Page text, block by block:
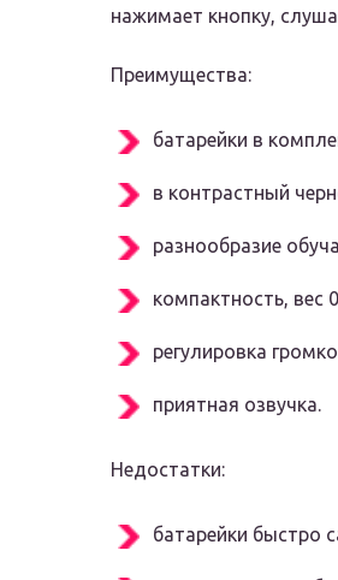
нажимает кнопку,
Преимущества:
батарейки в
в контрастный
разнообразие
компактность, вес
регулировка
приятная озвучка.
Недостатки:
батарейки быстро